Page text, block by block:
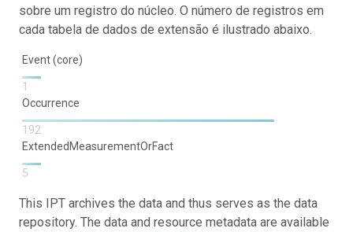
sobre um registro do núcleo. O número de registros em
cada tabela de dados de extensão é ilustrado abaixo.
Event (core)
1
Occurrence
192
ExtendedMeasurementOrFact
5
This IPT archives the data and thus serves as the data
repository. The data and resource metadata are available